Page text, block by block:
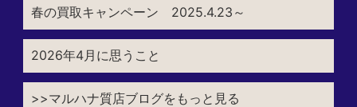
春の買取キャンペーン 2025.4.23～
2026年4月に思うこと
>>マルハナ質店ブログをもっと見る